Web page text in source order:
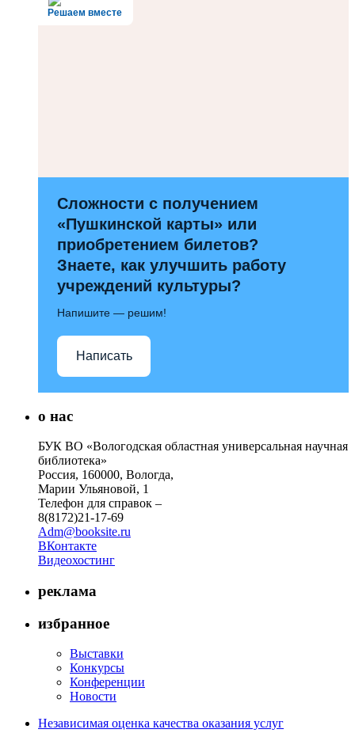
Решаем вместе
Сложности с получением
«Пушкинской карты» или
приобретением билетов?
Знаете, как улучшить работу
учреждений культуры?
Напишите — решим!
Написать
о нас
БУК ВО «Вологодская областная универсальная научная
библиотека»
Россия, 160000, Вологда,
Марии Ульяновой, 1
Телефон для справок –
8(8172)21-17-69
Adm@booksite.ru
ВКонтакте
Видеохостинг
реклама
избранное
Выставки
Конкурсы
Конференции
Новости
Независимая оценка качества оказания услуг